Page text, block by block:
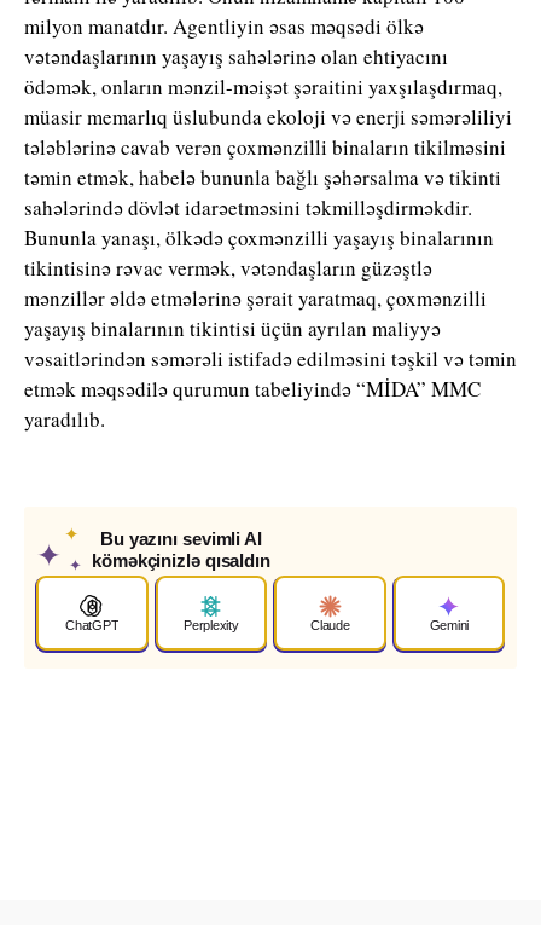
milyon manatdır. Agentliyin əsas məqsədi ölkə
vətəndaşlarının yaşayış sahələrinə olan ehtiyacını
ödəmək, onların mənzil-məişət şəraitini yaxşılaşdırmaq,
müasir memarlıq üslubunda ekoloji və enerji səmərəliliyi
tələblərinə cavab verən çoxmənzilli binaların tikilməsini
təmin etmək, habelə bununla bağlı şəhərsalma və tikinti
sahələrində dövlət idarəetməsini təkmilləşdirməkdir.
Bununla yanaşı, ölkədə çoxmənzilli yaşayış binalarının
tikintisinə rəvac vermək, vətəndaşların güzəştlə
mənzillər əldə etmələrinə şərait yaratmaq, çoxmənzilli
yaşayış binalarının tikintisi üçün ayrılan maliyyə
vəsaitlərindən səmərəli istifadə edilməsini təşkil və təmin
etmək məqsədilə qurumun tabeliyində “MİDA” MMC
yaradılıb.
✦
✦
✦
Bu yazını sevimli AI
köməkçinizlə qısaldın
ChatGPT Perplexity Claude Gemini